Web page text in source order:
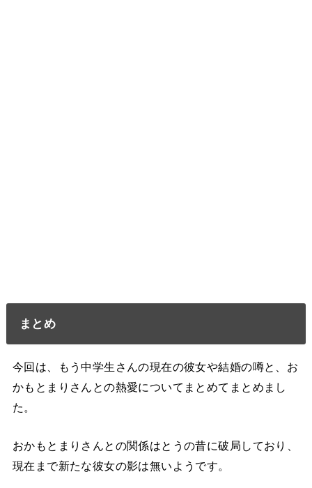
まとめ
今回は、もう中学生さんの現在の彼女や結婚の噂と、お
かもとまりさんとの熱愛についてまとめてまとめまし
た。
おかもとまりさんとの関係はとうの昔に破局しており、
現在まで新たな彼女の影は無いようです。